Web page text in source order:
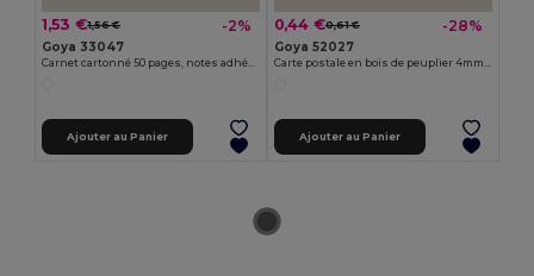
1,53 €1,56 € -2%
Goya 33047
Carnet cartonné 50 pages, notes adhésives colorées & stylo NOTE
Ajouter au Panier
0,44 €0,61 € -28%
Goya 52027
Carte postale en bois de peuplier 4mm PRESENT
Ajouter au Panier